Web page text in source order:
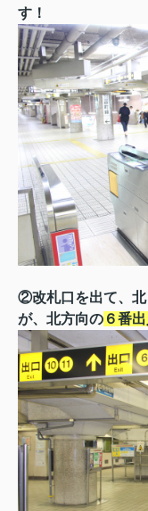
す！
②改札口を出て、北
が、北方向の ６番